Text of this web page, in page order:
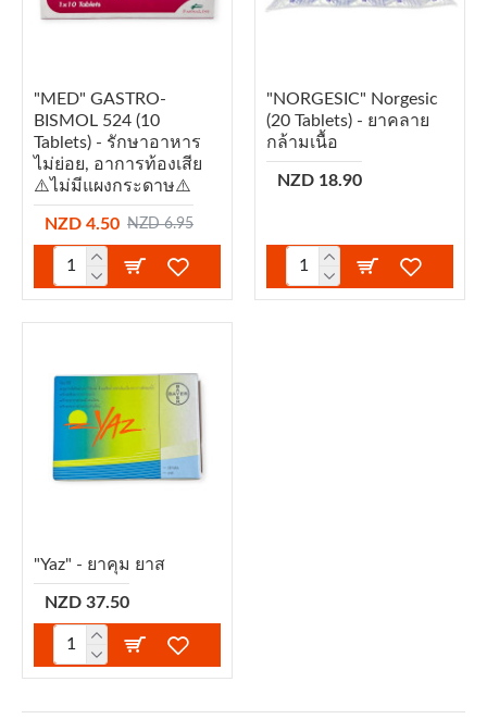
"MED" GASTRO-
BISMOL 524 (10
Tablets) - รักษาอาหาร
ไม่ย่อย, อาการท้องเสีย
⚠️ไม่มีแผงกระดาษ⚠️
NZD 4.50 NZD 6.95
"NORGESIC" Norgesic
(20 Tablets) - ยาคลาย
กล้ามเนื้อ
NZD 18.90
"Yaz" - ยาคุม ยาส
NZD 37.50